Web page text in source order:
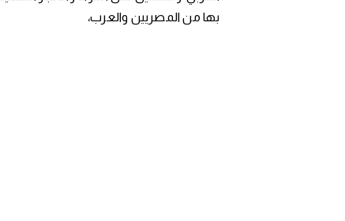
بها من المصريين والعرب،